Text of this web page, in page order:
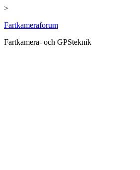
>
Hoppa
innehåll
Fartkameraforum
Fartkamera- och GPSteknik